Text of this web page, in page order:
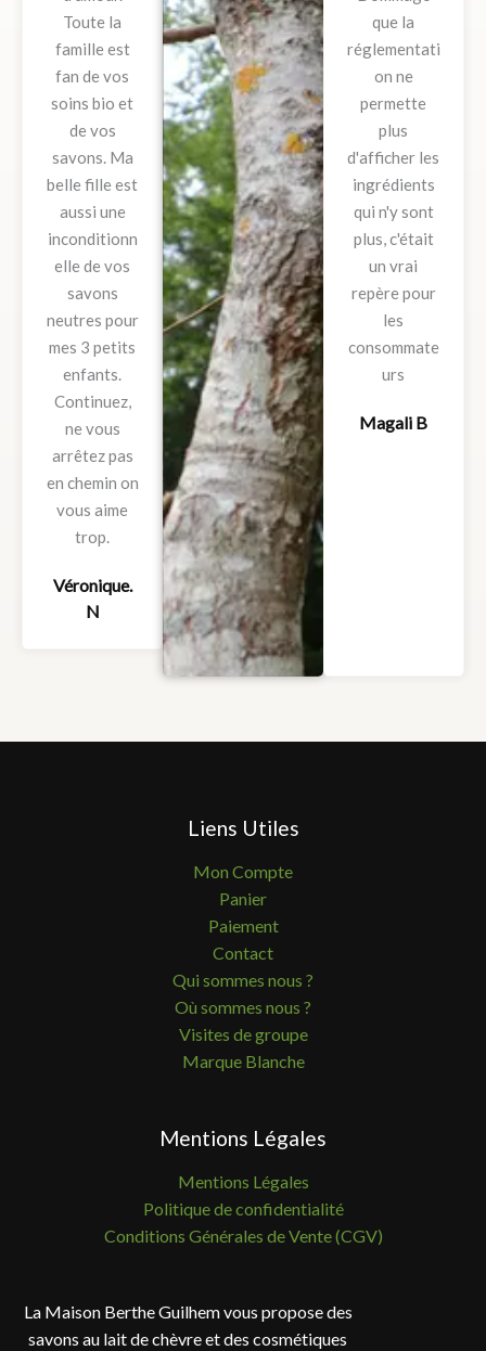
Toute la
famille est
fan de vos
soins bio et
de vos
savons. Ma
belle fille est
aussi une
inconditionn
elle de vos
savons
neutres pour
mes 3 petits
enfants.
Continuez,
ne vous
arrêtez pas
en chemin on
vous aime
trop.
Véronique.
N
que la
réglementati
on ne
permette
plus
d'afficher les
ingrédients
qui n'y sont
plus, c'était
un vrai
repère pour
les
consommate
urs
Magali B
Liens Utiles
Mon Compte
Panier
Paiement
Contact
Qui sommes nous ?
Où sommes nous ?
Visites de groupe
Marque Blanche
Mentions Légales
Mentions Légales
Politique de confidentialité
Conditions Générales de Vente (CGV)
La Maison Berthe Guilhem vous propose des
savons au lait de chèvre et des cosmétiques